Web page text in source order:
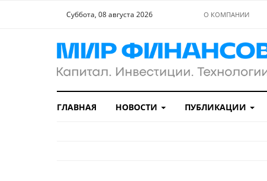
Суббота, 08 августа 2026 О КОМПАНИИ
ГЛАВНАЯ НОВОСТИ ПУБЛИКАЦИИ